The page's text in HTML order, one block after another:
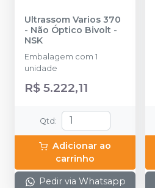
Ultrassom Varios 370
- Não Óptico Bivolt -
NSK
Embalagem com 1
unidade
R$ 5.222,11
Qtd:
Adicionar ao
carrinho
Pedir via Whatsapp